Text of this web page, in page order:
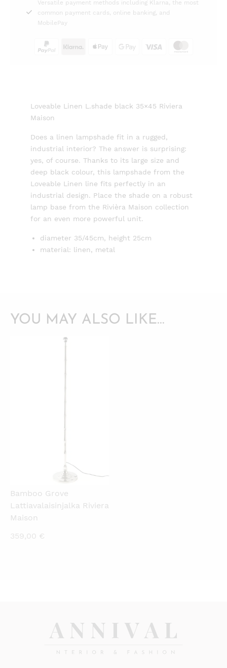
35x45
Riviera
Maison
Versatile payment methods including Klarna, the most
common payment cards, online banking, and
MobilePay
Loveable Linen L.shade black 35×45 Riviera
Maison
Does a linen lampshade fit in a rugged,
industrial interior? The answer is surprising:
yes, of course. Thanks to its large size and
deep black colour, this lampshade from the
Loveable Linen line fits perfectly in an
industrial design. Place the shade on a robust
lamp base from the Rivièra Maison collection
for an even more powerful unit.
diameter 35/45cm, height 25cm
material: linen, metal
YOU MAY ALSO LIKE…
Bamboo Grove
Lattiavalaisinjalka Riviera
Maison
359,00 €